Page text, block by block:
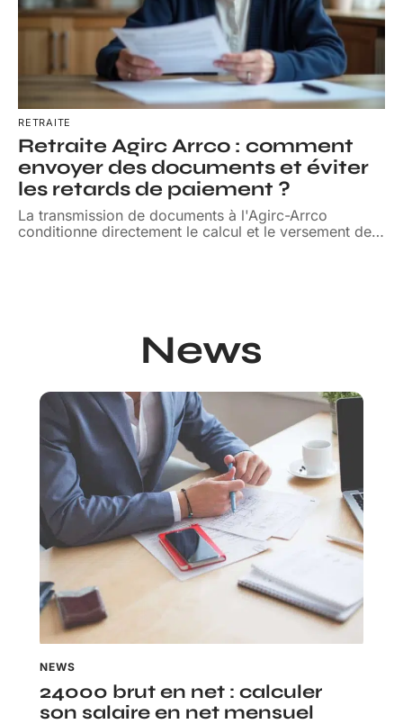
RETRAITE
Retraite Agirc Arrco : comment
envoyer des documents et éviter
les retards de paiement ?
La transmission de documents à l'Agirc-Arrco
conditionne directement le calcul et le versement de…
News
NEWS
24000 brut en net : calculer
son salaire en net mensuel